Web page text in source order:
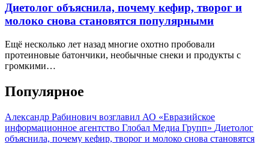
Диетолог объяснила, почему кефир, творог и
молоко снова становятся популярными
Ещё несколько лет назад многие охотно пробовали
протеиновые батончики, необычные снеки и продукты с
громкими…
Популярное
Александр Рабинович возглавил АО «Евразийское
информационное агентство Глобал Медиа Групп» Диетолог
объяснила, почему кефир, творог и молоко снова становятся